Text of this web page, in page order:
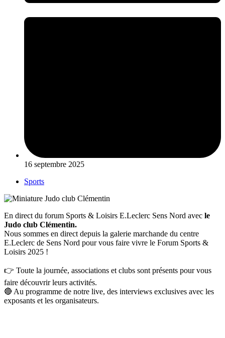
16 septembre 2025
Sports
En direct du forum Sports & Loisirs E.Leclerc Sens Nord avec le
Judo club Clémentin.
Nous sommes en direct depuis la galerie marchande du centre
E.Leclerc de Sens Nord pour vous faire vivre le Forum Sports &
Loisirs 2025 !
👉 Toute la journée, associations et clubs sont présents pour vous
faire découvrir leurs activités.
🔴 Au programme de notre live, des interviews exclusives avec les
exposants et les organisateurs.